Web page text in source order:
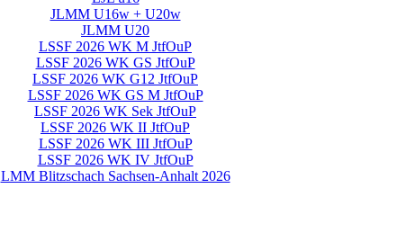
JLMM U16w + U20w
JLMM U20
LSSF 2026 WK M JtfOuP
LSSF 2026 WK GS JtfOuP
LSSF 2026 WK G12 JtfOuP
LSSF 2026 WK GS M JtfOuP
LSSF 2026 WK Sek JtfOuP
LSSF 2026 WK II JtfOuP
LSSF 2026 WK III JtfOuP
LSSF 2026 WK IV JtfOuP
LMM Blitzschach Sachsen-Anhalt 2026